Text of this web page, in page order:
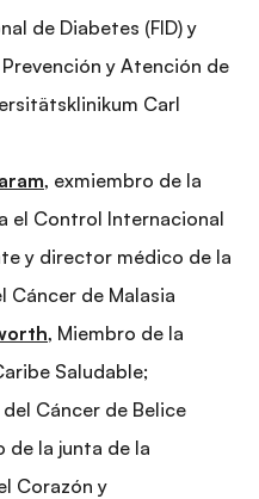
de Diabetes (FID) y
y Atención de
Carl
, exmiembro de la
el Control Internacional
y director médico de la
Cáncer de Malasia
, Miembro de la
Saludable;
Cáncer de Belice
de la junta de la
Corazón y